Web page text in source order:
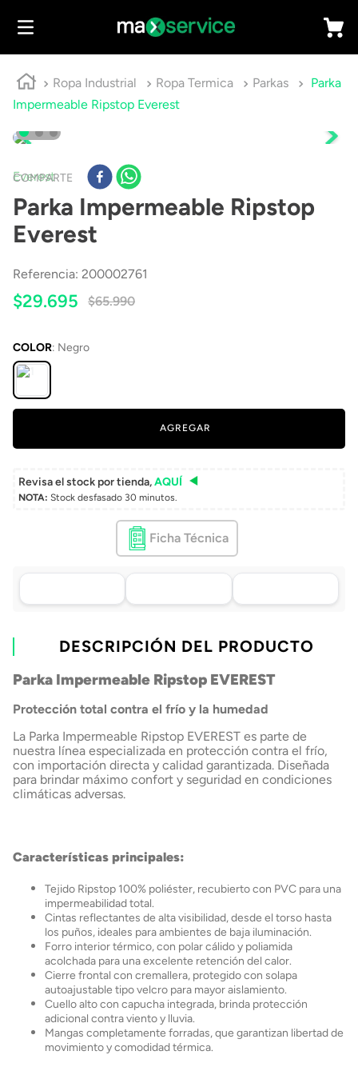
Ropa Industrial Ropa Termica Parkas
Parka
Impermeable Ripstop Everest
COMPARTE
Everest
Parka Impermeable Ripstop
Everest
Referencia: 200002761
$29.695 $65.990
COLOR: Negro
AGREGAR
Revisa el stock por tienda,AQUÍ
NOTA: Stock desfasado 30 minutos.
Ficha Técnica
Tu compra, directo a
todo Chile
Retiro en tienda sin
Elige tu tienda más
cercana
por WhatsApp
nuestros ejecutivos
DESCRIPCIÓN DEL PRODUCTO
Parka Impermeable Ripstop EVEREST
Protección total contra el frío y la humedad
La Parka Impermeable Ripstop EVEREST es parte de
nuestra línea especializada en protección contra el frío,
con importación directa y calidad garantizada. Diseñada
para brindar máximo confort y seguridad en condiciones
climáticas adversas.
Características principales:
Tejido Ripstop 100% poliéster, recubierto con PVC para una
impermeabilidad total.
Cintas reflectantes de alta visibilidad, desde el torso hasta
los puños, ideales para ambientes de baja iluminación.
Forro interior térmico, con polar cálido y poliamida
acolchada para una excelente retención del calor.
Cierre frontal con cremallera, protegido con solapa
autoajustable tipo velcro para mayor aislamiento.
Cuello alto con capucha integrada, brinda protección
adicional contra viento y lluvia.
Mangas completamente forradas, que garantizan libertad de
movimiento y comodidad térmica.